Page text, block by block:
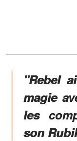
"Rebel
magie
les
son